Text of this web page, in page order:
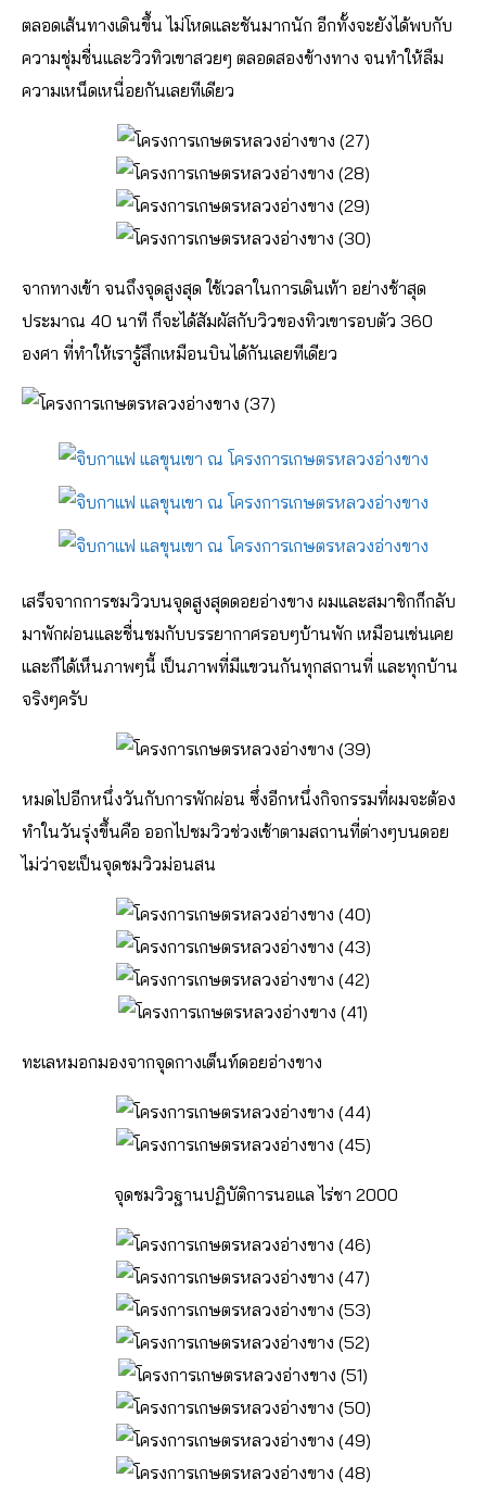
ตลอดเส้นทางเดินขึ้น ไม่โหดและชันมากนัก อีกทั้งจะยังได้พบกับ
ความชุ่มชื่นและวิวทิวเขาสวยๆ ตลอดสองข้างทาง จนทำให้ลืม
ความเหน็ดเหนื่อยกันเลยทีเดียว
จากทางเข้า จนถึงจุดสูงสุด ใช้เวลาในการเดินเท้า อย่างช้าสุด
ประมาณ 40 นาที ก็จะได้สัมผัสกับวิวของทิวเขารอบตัว 360
องศา ที่ทำให้เรารู้สึกเหมือนบินได้กันเลยทีเดียว
เสร็จจากการชมวิวบนจุดสูงสุดดอยอ่างขาง ผมและสมาชิกก็กลับ
มาพักผ่อนและชื่นชมกับบรรยากาศรอบๆบ้านพัก เหมือนเช่นเคย
และก็ได้เห็นภาพๆนี้ เป็นภาพที่มีแขวนกันทุกสถานที่ และทุกบ้าน
จริงๆครับ
หมดไปอีกหนึ่งวันกับการพักผ่อน ซึ่งอีกหนึ่งกิจกรรมที่ผมจะต้อง
ทำในวันรุ่งขึ้นคือ ออกไปชมวิวช่วงเช้าตามสถานที่ต่างๆบนดอย
ไม่ว่าจะเป็นจุดชมวิวม่อนสน
ทะเลหมอกมองจากจุดกางเต็นท์ดอยอ่างขาง
จุดชมวิวฐานปฏิบัติการนอแล ไร่ชา 2000